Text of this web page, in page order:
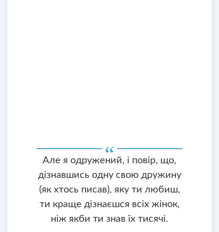
Але я одружений, і повір, що,
дізнавшись одну свою дружину
(як хтось писав), яку ти любиш,
ти краще дізнаєшся всіх жінок,
ніж якби ти знав їх тисячі.